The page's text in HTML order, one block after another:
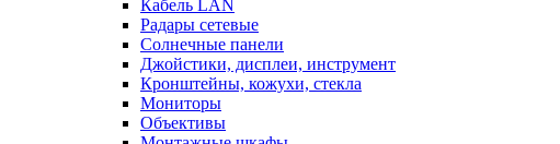
Кабель LAN
Радары сетевые
Солнечные панели
Джойстики, дисплеи, инструмент
Кронштейны, кожухи, стекла
Мониторы
Объективы